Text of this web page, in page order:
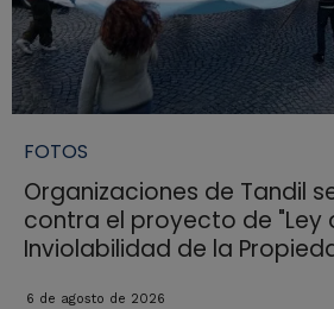
FOTOS
Organizaciones de Tandil
contra el proyecto de "Ley
Inviolabilidad de la
6 de agosto de 2026